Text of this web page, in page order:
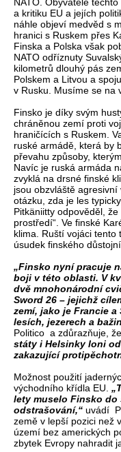
a kritiku EU a jejích
náhle objeví medvěd s
hranici s Ruskem přes
Finska a Polska však
NATO odříznuty
kilometrů dlouhý pás
Polskem a Litvou a
v Rusku. Musíme se na
Finsko je díky svým
chráněnou zemí proti
hraničících s Ruskem.
ruské armádě, která by
převahu způsoby,
Navíc je ruská armáda
zvyklá na drsné finské
jsou obzvláště
otázku, zda je les
Pitkäniitty odpověděl,
prostředí“. Ve finské
klima. Ruští vojáci tento
úsudek finského
„Finsko nyní pracuje
boji v této oblasti. V
dvě mnohonárodní
Sword 26 – jejichž
zemí, jako je Francie
lesích, jezerech a
Politico a zdůrazňuje, že
státy i Helsinky loni
zakazující
Možnost použití
východního křídla EU.
lety muselo Finsko
odstrašování,“ uvádí
země v lepší pozici než
území bez amerických
zbytek Evropy nahradit